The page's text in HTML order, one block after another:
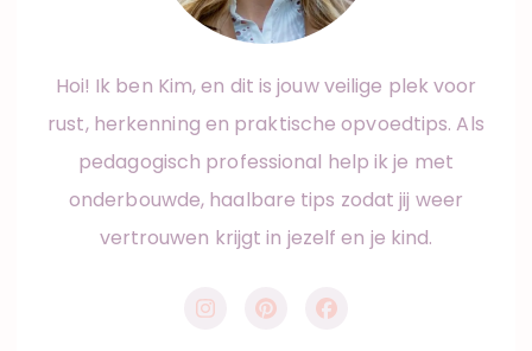
Hoi! Ik ben Kim, en dit is jouw veilige plek voor
rust, herkenning en praktische opvoedtips. Als
pedagogisch professional help ik je met
onderbouwde, haalbare tips zodat jij weer
vertrouwen krijgt in jezelf en je kind.